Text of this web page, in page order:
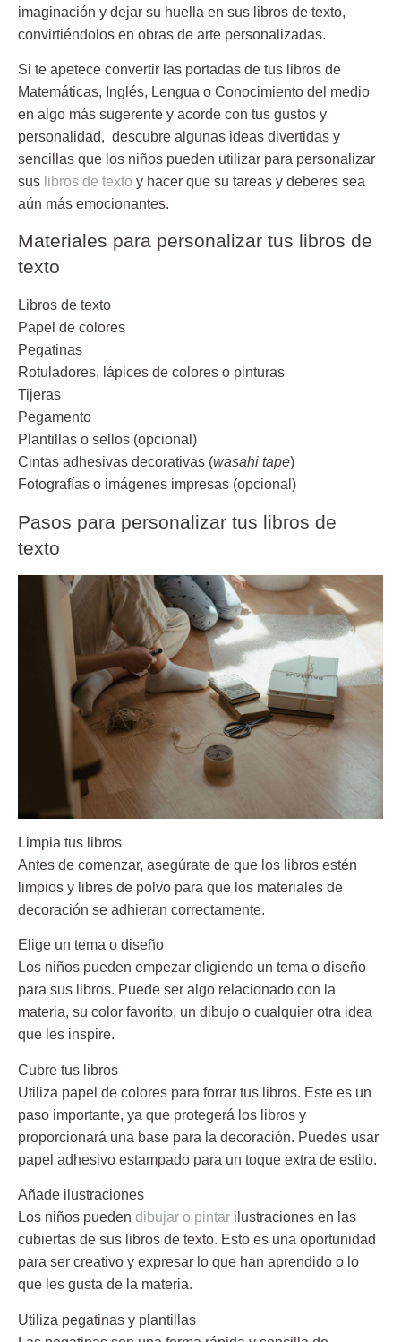
imaginación y dejar su huella en sus libros de texto,
convirtiéndolos en obras de arte personalizadas.
Si te apetece convertir las portadas de tus libros de
Matemáticas, Inglés, Lengua o Conocimiento del medio
en algo más sugerente y acorde con tus gustos y
personalidad, descubre algunas ideas divertidas y
sencillas que los niños pueden utilizar para personalizar
sus libros de texto y hacer que su tareas y deberes sea
aún más emocionantes.
Materiales para personalizar tus libros de
texto
Libros de texto
Papel de colores
Pegatinas
Rotuladores, lápices de colores o pinturas
Tijeras
Pegamento
Plantillas o sellos (opcional)
Cintas adhesivas decorativas (wasahi tape)
Fotografías o imágenes impresas (opcional)
Pasos para personalizar tus libros de
texto
Limpia tus libros
Antes de comenzar, asegúrate de que los libros estén
limpios y libres de polvo para que los materiales de
decoración se adhieran correctamente.
Elige un tema o diseño
Los niños pueden empezar eligiendo un tema o diseño
para sus libros. Puede ser algo relacionado con la
materia, su color favorito, un dibujo o cualquier otra idea
que les inspire.
Cubre tus libros
Utiliza papel de colores para forrar tus libros. Este es un
paso importante, ya que protegerá los libros y
proporcionará una base para la decoración. Puedes usar
papel adhesivo estampado para un toque extra de estilo.
Añade ilustraciones
Los niños pueden dibujar o pintar ilustraciones en las
cubiertas de sus libros de texto. Esto es una oportunidad
para ser creativo y expresar lo que han aprendido o lo
que les gusta de la materia.
Utiliza pegatinas y plantillas